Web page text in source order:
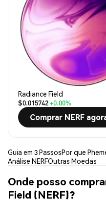
Radiance Field
$0.015742+0.00%
Comprar NERF
Guia em 3 PassosPor que
Análise NERFOutras Moedas
Onde posso
Field (NERF)?